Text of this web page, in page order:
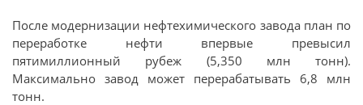
После модернизации нефтехимического завода план по
переработке нефти впервые превысил
пятимиллионный рубеж (5,350 млн тонн).
Максимально завод может перерабатывать 6,8 млн
тонн.